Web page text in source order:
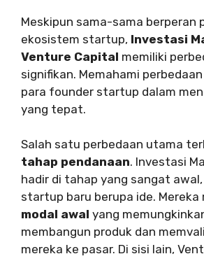
Meskipun sama-sama berperan
ekosistem startup, Investasi
Venture Capital memiliki
signifikan. Memahami
para founder startup dalam
yang tepat.
Salah satu perbedaan utama
tahap pendanaan. Investasi
hadir di tahap yang sangat
startup baru berupa ide. Mereka
modal awal yang
membangun produk dan
mereka ke pasar. Di sisi lain,